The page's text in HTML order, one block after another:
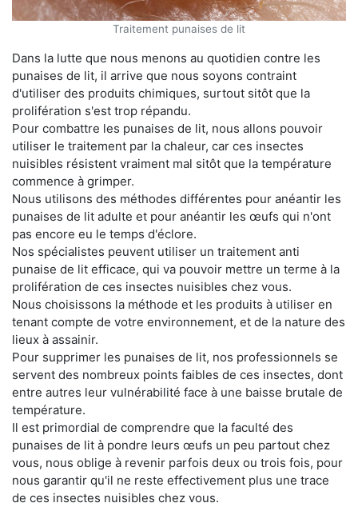
Traitement punaises de lit
Dans la lutte que nous menons au quotidien contre les
punaises de lit, il arrive que nous soyons contraint
d'utiliser des produits chimiques, surtout sitôt que la
prolifération s'est trop répandu.
Pour combattre les punaises de lit, nous allons pouvoir
utiliser le traitement par la chaleur, car ces insectes
nuisibles résistent vraiment mal sitôt que la température
commence à grimper.
Nous utilisons des méthodes différentes pour anéantir les
punaises de lit adulte et pour anéantir les œufs qui n'ont
pas encore eu le temps d'éclore.
Nos spécialistes peuvent utiliser un traitement anti
punaise de lit efficace, qui va pouvoir mettre un terme à la
prolifération de ces insectes nuisibles chez vous.
Nous choisissons la méthode et les produits à utiliser en
tenant compte de votre environnement, et de la nature des
lieux à assainir.
Pour supprimer les punaises de lit, nos professionnels se
servent des nombreux points faibles de ces insectes, dont
entre autres leur vulnérabilité face à une baisse brutale de
température.
Il est primordial de comprendre que la faculté des
punaises de lit à pondre leurs œufs un peu partout chez
vous, nous oblige à revenir parfois deux ou trois fois, pour
nous garantir qu'il ne reste effectivement plus une trace
de ces insectes nuisibles chez vous.